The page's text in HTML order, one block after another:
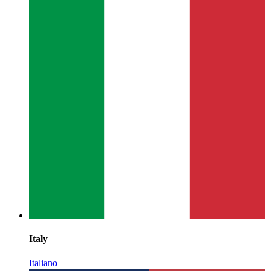
Italy
Italiano